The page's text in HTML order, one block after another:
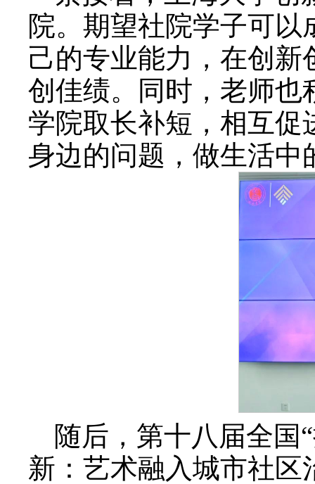
院。期望社院学子可以
己的专业能力，在创
创佳绩。同时，老师也
学院取长补短，相互促
身边的问题，做生活中
随后，第十八届全国
新：艺术融入城市社